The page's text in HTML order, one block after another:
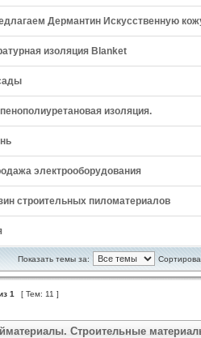
Дермантин Искусственную
изоляция Blanket
изоляция.
электрооборудования
строительных пиломатериалов
Показать темы за:
1 [ Тем: 11 ]
Строительные